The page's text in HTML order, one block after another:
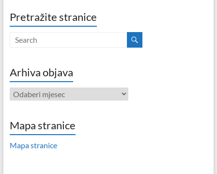
Pretražite stranice
Arhiva objava
Arhiva
objava
Mapa stranice
Mapa stranice